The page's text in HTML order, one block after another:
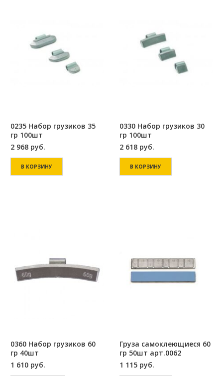
0235 Набор грузиков 35
гр 100шт
2 968 руб.
В КОРЗИНУ
0330 Набор грузиков 30
гр 100шт
2 618 руб.
В КОРЗИНУ
0360 Набор грузиков 60
гр 40шт
1 610 руб.
Груза самоклеющиеся 60
гр 50шт арт.0062
1 115 руб.